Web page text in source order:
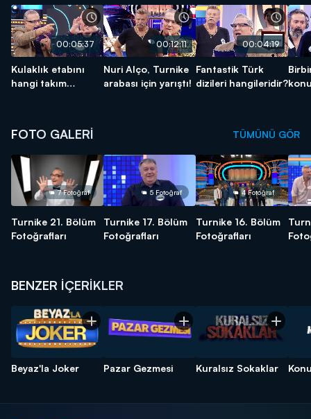
00:05:37
Kulaklık etabını
hangi takım
00:12:11
Nuri Alço, Turnike
arabası için yarıştı!
00:04:19
Fantastik Türk
dizileri hangileridir?
FOTO GALERİ TÜMÜNÜ GÖR
7 Fotoğraf
Turnike 21. Bölüm
Fotoğrafları
5 Fotoğraf
Turnike 17. Bölüm
Fotoğrafları
4 Fotoğraf
Turnike 16. Bölüm
Fotoğrafları
BENZER İÇERİKLER
Beyaz'la Joker Pazar Gezmesi Kuralsız Sokaklar